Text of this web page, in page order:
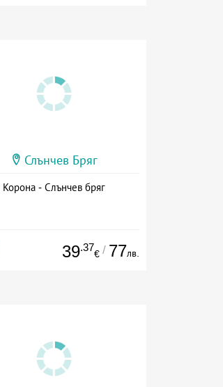
Слънчев Бряг
Корона - Слънчев бряг
39.37
€ / 77лв.